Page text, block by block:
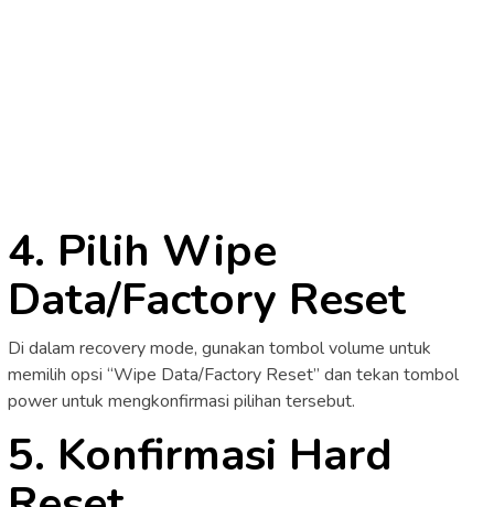
4. Pilih Wipe
Data/Factory Reset
Di dalam recovery mode, gunakan tombol volume untuk
memilih opsi “Wipe Data/Factory Reset” dan tekan tombol
power untuk mengkonfirmasi pilihan tersebut.
5. Konfirmasi Hard